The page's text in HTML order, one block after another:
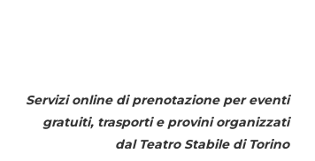
Servizi online di prenotazione per eventi
gratuiti, trasporti e provini organizzati
dal Teatro Stabile di Torino